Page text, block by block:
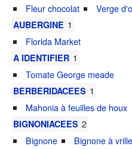
Fleur chocolat
Verge
AUBERGINE 1
Florida Market
A IDENTIFIER 1
Tomate George meade
BERBERIDACEES 1
Mahonia à feuilles de houx
BIGNONIACEES 2
Bignone
Bignone à